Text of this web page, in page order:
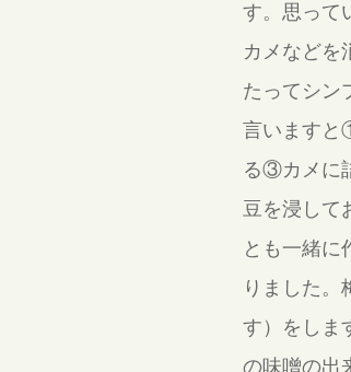
す。思って
カメなどを
たってシン
言いますと
る③カメに
豆を浸して
とも一緒に
りました。
す）をしま
の味噌の出